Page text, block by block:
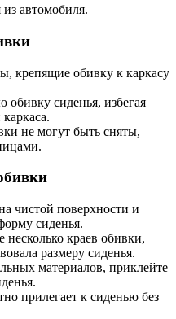
автомобиля.
крепящие обивку к каркасу
сиденья, избегая
не могут быть сняты,
чистой поверхности и
сиденья.
краев обивки,
размеру сиденья.
материалов, приклейте
прилегает к сиденью без